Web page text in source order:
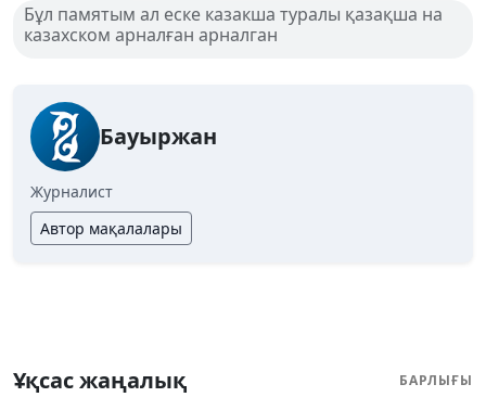
Бұл памятым ал еске казакша туралы қазақша на
казахском арналған арналган
Бауыржан
Журналист
Автор мақалалары
Ұқсас жаңалық БАРЛЫҒЫ